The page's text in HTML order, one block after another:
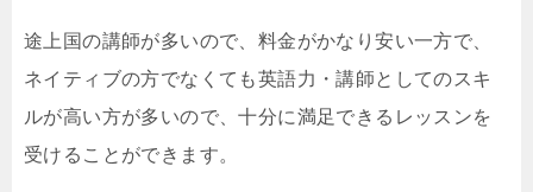
途上国の講師が多いので、料金がかなり安い一方で、
ネイティブの方でなくても英語力・講師としてのスキ
ルが高い方が多いので、十分に満足できるレッスンを
受けることができます。